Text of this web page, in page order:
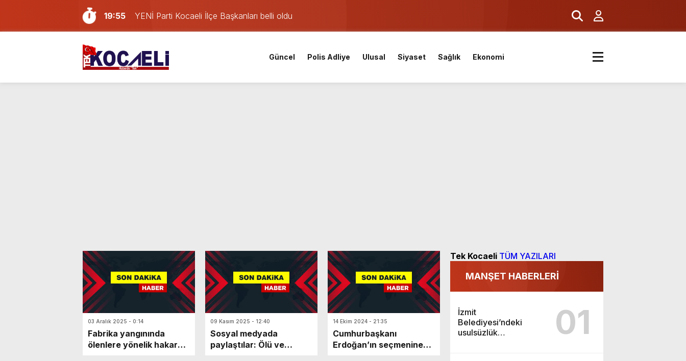
19:55
YENİ Parti Kocaeli İlçe Başkanları belli oldu
18:02
İzmit Belediyesi’nden açıklama: Hürriyet gözaltına alınmadan önce soruşturma başlatmış
16:24
Kocaelispor’da Başakşehir maçı öncesi şok gelişme: Lisans işlemleri durduruldu!
21:59
Gölcük, Karamürsel ve Başiskele’nin su ihtiyacına dev yatırım
21:29
Geri dönüşüm deposunda yangın: TEM ve D-100’de göz gözü görmedi
Güncel Polis Adliye Ulusal Siyaset Sağlık Ekonomi
03 Aralık 2025 - 0:14
Fabrika yangınında
ölenlere yönelik hakaret
09 Kasım 2025 - 12:40
Sosyal medyada
paylaştılar: Ölü ve
14 Ekim 2024 - 21:35
Cumhurbaşkanı
Erdoğan’ın seçmenine
Tek Kocaeli TÜM YAZILARI
MANŞET HABERLERİ
İzmit
Belediyesi’ndeki
usulsüzlük
01